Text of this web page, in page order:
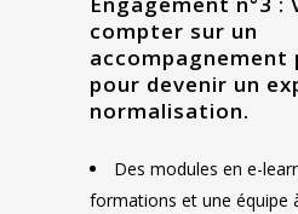
compter sur un
accompagnement
pour devenir un
normalisation.
Des modules en e-
formations et une équipe